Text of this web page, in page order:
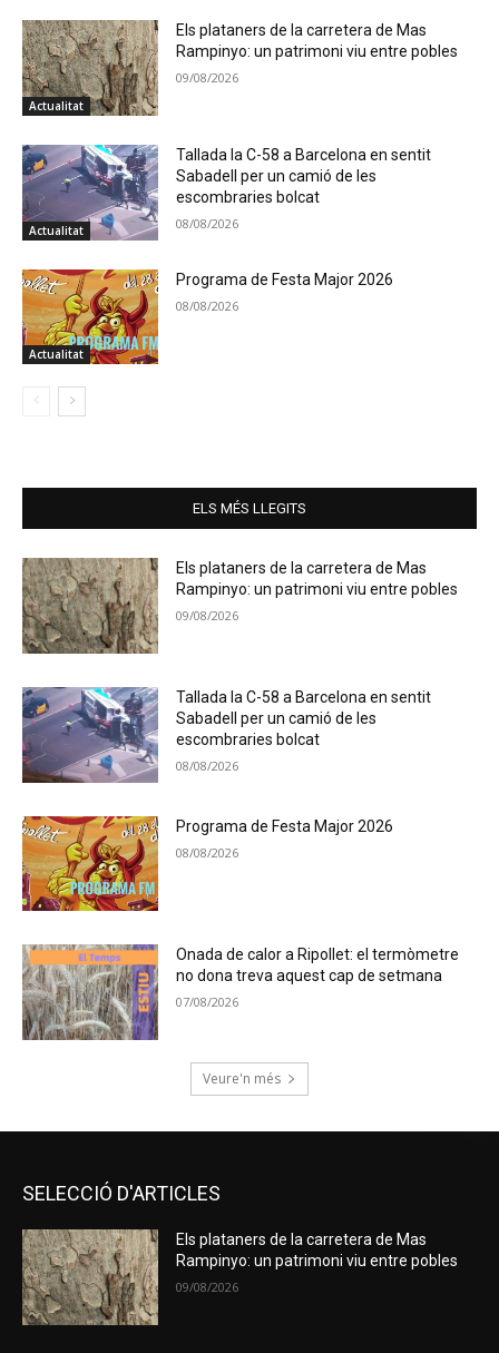
Actualitat
Els plataners de la carretera de Mas
Rampinyo: un patrimoni viu entre pobles
09/08/2026
Actualitat
Tallada la C-58 a Barcelona en sentit
Sabadell per un camió de les
escombraries bolcat
08/08/2026
Actualitat
Programa de Festa Major 2026
08/08/2026
ELS MÉS LLEGITS
Els plataners de la carretera de Mas
Rampinyo: un patrimoni viu entre pobles
09/08/2026
Tallada la C-58 a Barcelona en sentit
Sabadell per un camió de les
escombraries bolcat
08/08/2026
Programa de Festa Major 2026
08/08/2026
Onada de calor a Ripollet: el termòmetre
no dona treva aquest cap de setmana
07/08/2026
Veure'n més
SELECCIÓ D'ARTICLES
Els plataners de la carretera de Mas
Rampinyo: un patrimoni viu entre pobles
09/08/2026